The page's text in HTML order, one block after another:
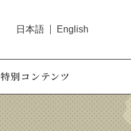
日本語 English
特別コンテンツ